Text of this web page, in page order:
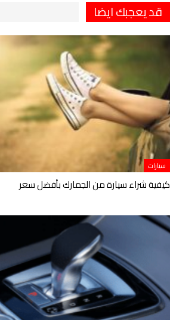
قد يعجبك ايضا
سيارات
كيفية شراء سيارة من الجمارك بأفضل سعر